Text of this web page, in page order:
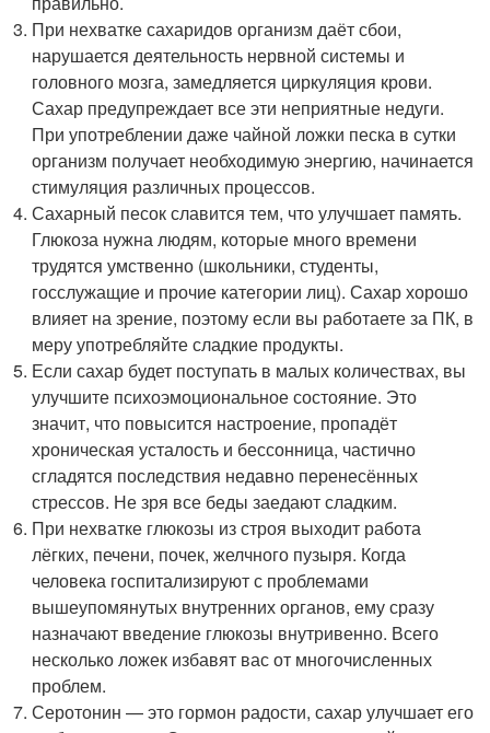
При нехватке сахаридов организм даёт сбои,
нарушается деятельность нервной системы и
головного мозга, замедляется циркуляция крови.
Сахар предупреждает все эти неприятные недуги.
При употреблении даже чайной ложки песка в сутки
организм получает необходимую энергию, начинается
стимуляция различных процессов.
Сахарный песок славится тем, что улучшает память.
Глюкоза нужна людям, которые много времени
трудятся умственно (школьники, студенты,
госслужащие и прочие категории лиц). Сахар хорошо
влияет на зрение, поэтому если вы работаете за ПК, в
меру употребляйте сладкие продукты.
Если сахар будет поступать в малых количествах, вы
улучшите психоэмоциональное состояние. Это
значит, что повысится настроение, пропадёт
хроническая усталость и бессонница, частично
сгладятся последствия недавно перенесённых
стрессов. Не зря все беды заедают сладким.
При нехватке глюкозы из строя выходит работа
лёгких, печени, почек, желчного пузыря. Когда
человека госпитализируют с проблемами
вышеупомянутых внутренних органов, ему сразу
назначают введение глюкозы внутривенно. Всего
несколько ложек избавят вас от многочисленных
проблем.
Серотонин — это гормон радости, сахар улучшает его